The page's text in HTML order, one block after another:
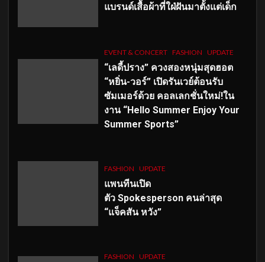
แบรนด์เสื้อผ้าที่ใฝ่ฝันมาตั้งแต่เด็ก
EVENT & CONCERT FASHION UPDATE
“เลดี้ปราง” ควงสองหนุ่มสุดฮอต
“หยิ่น-วอร์” เปิดรันเวย์ต้อนรับ
ซัมเมอร์ด้วย คอลเลกชั่นใหม่!ใน
งาน “Hello Summer Enjoy Your
Summer Sports”
FASHION UPDATE
แพนทีนเปิด
ตัว Spokesperson คนล่าสุด
“แจ็คสัน หวัง”
FASHION UPDATE